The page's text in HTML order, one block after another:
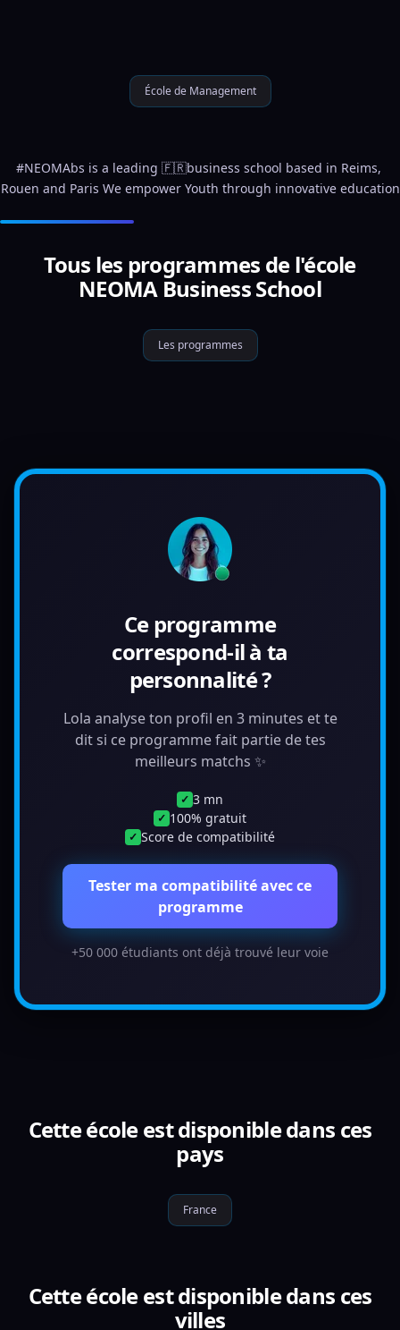
École de Management
#NEOMAbs is a leading 🇫🇷business school based in Reims,
Rouen and Paris We empower Youth through innovative education
Tous les programmes de l'école
NEOMA Business School
Les programmes
Ce programme
correspond-il à ta
personnalité ?
Lola analyse ton profil en 3 minutes et te
dit si ce programme fait partie de tes
meilleurs matchs ✨
✓ 3 mn
✓ 100% gratuit
✓ Score de compatibilité
Tester ma compatibilité avec ce
programme
+50 000 étudiants ont déjà trouvé leur voie
Cette école est disponible dans ces
pays
France
Cette école est disponible dans ces
villes